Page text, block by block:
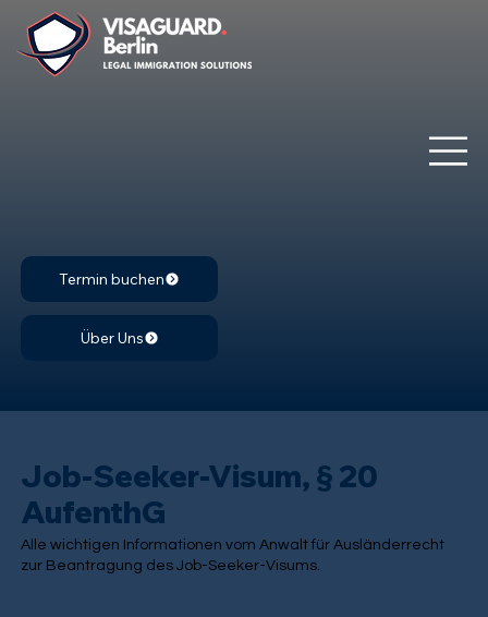
Termin buchen
Über Uns
Job-Seeker-Visum, § 20
AufenthG
Alle wichtigen Informationen vom Anwalt für Ausländerrecht
zur Beantragung des Job-Seeker-Visums.